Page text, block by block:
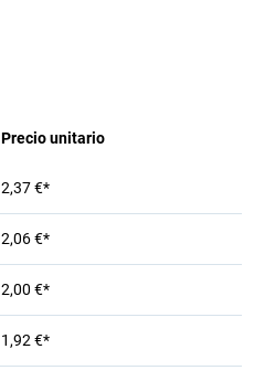
Precio unitario
2,37 €*
2,06 €*
2,00 €*
1,92 €*